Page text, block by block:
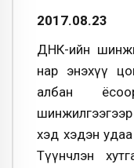
2017.08.23
ДНК-ийн
нар энэхүү
албан
хэд хэдэн
Түүнчлэн